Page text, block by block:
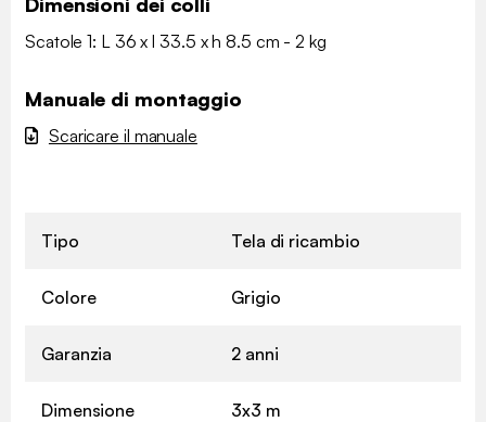
Scatole 1: L 36 x l 33.5 x h 8.5 cm - 2 kg
Manuale di montaggio
Scaricare il manuale
Tipo Tela di ricambio
Colore Grigio
Garanzia 2 anni
Dimensione 3x3 m